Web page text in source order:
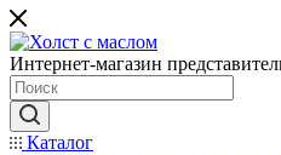
Интернет-магазин
Каталог